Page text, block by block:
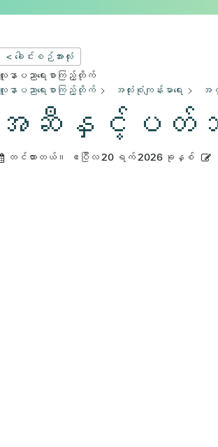
< ခေါင်းစဉ်အားလုံး
လူနာပညာရေးစာကြည့်တိုက်
လူနာပညာရေးစာကြည့်တိုက်
အလုံးစုံကျန်းမာရေး အ
အဆီနှင့်ပတ်သ
တင်ထားတယ်။ ဧပြီလ 20 ရက် 2026 ခုနှစ်